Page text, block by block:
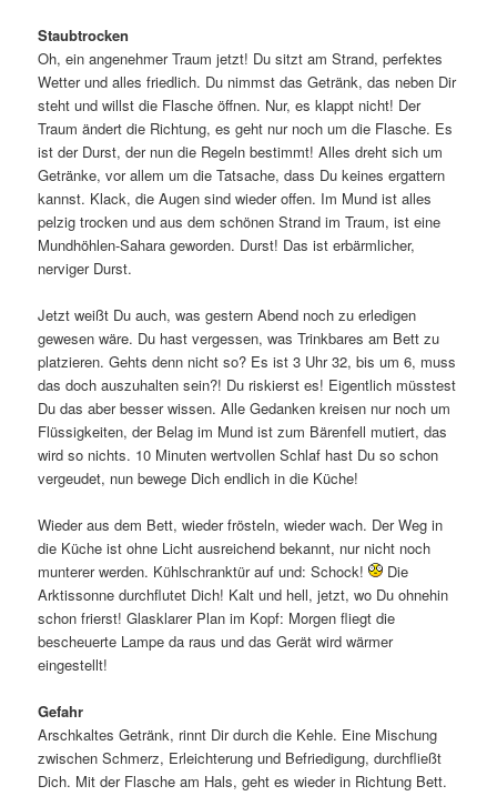
Staubtrocken
Oh, ein angenehmer Traum jetzt! Du sitzt am Strand, perfektes
Wetter und alles friedlich. Du nimmst das Getränk, das neben Dir
steht und willst die Flasche öffnen. Nur, es klappt nicht! Der
Traum ändert die Richtung, es geht nur noch um die Flasche. Es
ist der Durst, der nun die Regeln bestimmt! Alles dreht sich um
Getränke, vor allem um die Tatsache, dass Du keines ergattern
kannst. Klack, die Augen sind wieder offen. Im Mund ist alles
pelzig trocken und aus dem schönen Strand im Traum, ist eine
Mundhöhlen-Sahara geworden. Durst! Das ist erbärmlicher,
nerviger Durst.
Jetzt weißt Du auch, was gestern Abend noch zu erledigen
gewesen wäre. Du hast vergessen, was Trinkbares am Bett zu
platzieren. Gehts denn nicht so? Es ist 3 Uhr 32, bis um 6, muss
das doch auszuhalten sein?! Du riskierst es! Eigentlich müsstest
Du das aber besser wissen. Alle Gedanken kreisen nur noch um
Flüssigkeiten, der Belag im Mund ist zum Bärenfell mutiert, das
wird so nichts. 10 Minuten wertvollen Schlaf hast Du so schon
vergeudet, nun bewege Dich endlich in die Küche!
Wieder aus dem Bett, wieder frösteln, wieder wach. Der Weg in
die Küche ist ohne Licht ausreichend bekannt, nur nicht noch
munterer werden. Kühlschranktür auf und: Schock!
Die
Arktissonne durchflutet Dich! Kalt und hell, jetzt, wo Du ohnehin
schon frierst! Glasklarer Plan im Kopf: Morgen fliegt die
bescheuerte Lampe da raus und das Gerät wird wärmer
eingestellt!
Gefahr
Arschkaltes Getränk, rinnt Dir durch die Kehle. Eine Mischung
zwischen Schmerz, Erleichterung und Befriedigung, durchfließt
Dich. Mit der Flasche am Hals, geht es wieder in Richtung Bett.